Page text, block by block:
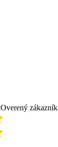
Overený zákazník